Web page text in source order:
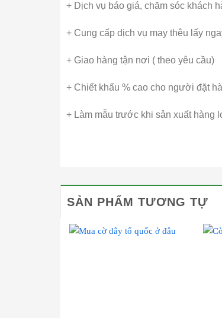
+ Dịch vụ báo giá, chăm sóc khách
+ Cung cấp dịch vụ may thêu lấy
+ Giao hàng tận nơi ( theo yêu cầu)
+ Chiết khấu % cao cho người đặt
+ Làm mẫu trước khi sản xuất hàng
SẢN PHẨM TƯƠNG TỰ